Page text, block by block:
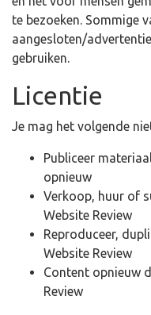
te bezoeken. Sommige
aangesloten/
gebruiken.
Licentie
Je mag het volgende
Publiceer
opnieuw
Verkoop, huur of
Website Review
Reproduceer,
Website Review
Content opnieuw
Review